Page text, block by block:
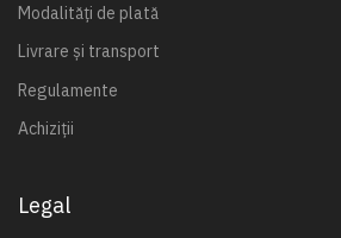
Modalități de plată
Livrare și transport
Regulamente
Achiziții
Legal